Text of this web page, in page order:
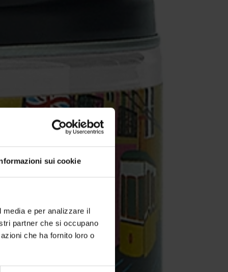
sui cookie
e per analizzare il
partner che si occupano
che ha fornito loro o